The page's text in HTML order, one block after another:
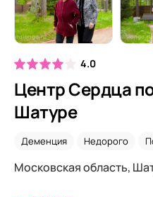
4.0
Центр Сердца
Шатуре
Деменция Недорого
Московская область,